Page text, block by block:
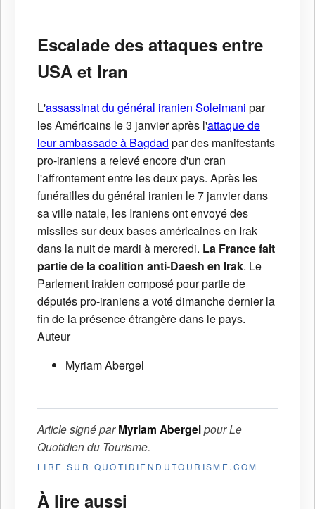
Escalade des attaques entre
USA et Iran
L'assassinat du général iranien Soleimani par
les Américains le 3 janvier après l'attaque de
leur ambassade à Bagdad par des manifestants
pro-iraniens a relevé encore d'un cran
l'affrontement entre les deux pays. Après les
funérailles du général iranien le 7 janvier dans
sa ville natale, les Iraniens ont envoyé des
missiles sur deux bases américaines en Irak
dans la nuit de mardi à mercredi. La France fait
partie de la coalition anti-Daesh en Irak. Le
Parlement irakien composé pour partie de
députés pro-iraniens a voté dimanche dernier la
fin de la présence étrangère dans le pays.
Auteur
Myriam Abergel
Article signé parMyriam AbergelpourLe
Quotidien du Tourisme.
LIRE SUR QUOTIDIENDUTOURISME.COM
À lire aussi